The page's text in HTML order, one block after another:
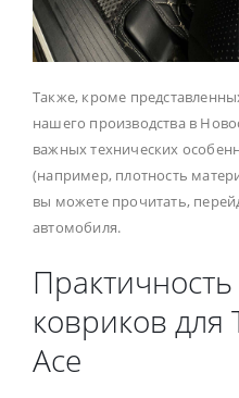
Также, кроме
нашего производства в
важных технических
(например, плотность
вы можете прочитать,
автомобиля.
ковриков для
Ace